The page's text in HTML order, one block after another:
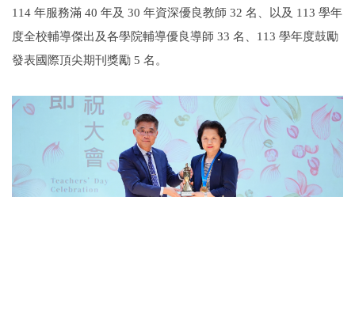
114 年服務滿 40 年及 30 年資深優良教師 32 名、以及 113 學年
度全校輔導傑出及各學院輔導優良導師 33 名、113 學年度鼓勵
發表國際頂尖期刊獎勵 5 名。